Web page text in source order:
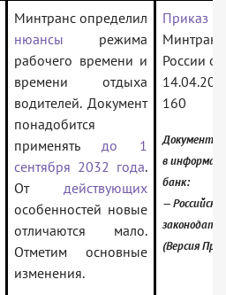
Минтранс определил
нюансы режима
рабочего времени и
времени отдыха
водителей. Документ
понадобится
применять до 1
сентября 2032 года.
От действующих
особенностей новые
отличаются мало.
Отметим основные
изменения.
Приказ
России от
160
Документ
в
банк:
— Российское
(Версия